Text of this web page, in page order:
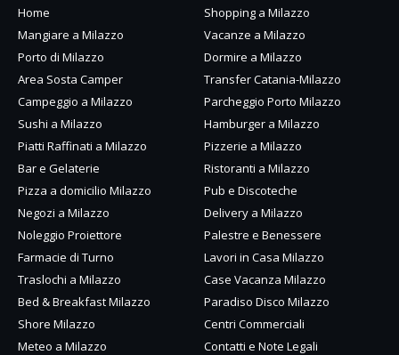
Home
Shopping a Milazzo
Mangiare a Milazzo
Vacanze a Milazzo
Porto di Milazzo
Dormire a Milazzo
Area Sosta Camper
Transfer Catania-Milazzo
Campeggio a Milazzo
Parcheggio Porto Milazzo
Sushi a Milazzo
Hamburger a Milazzo
Piatti Raffinati a Milazzo
Pizzerie a Milazzo
Bar e Gelaterie
Ristoranti a Milazzo
Pizza a domicilio Milazzo
Pub e Discoteche
Negozi a Milazzo
Delivery a Milazzo
Noleggio Proiettore
Palestre e Benessere
Farmacie di Turno
Lavori in Casa Milazzo
Traslochi a Milazzo
Case Vacanza Milazzo
Bed & Breakfast Milazzo
Paradiso Disco Milazzo
Shore Milazzo
Centri Commerciali
Meteo a Milazzo
Contatti e Note Legali